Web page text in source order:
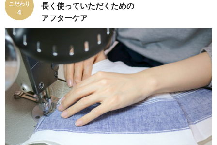
こだわり
4
長く使っていただくための
アフターケア